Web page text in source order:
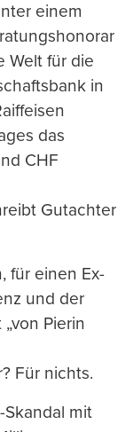
einem
Welt für die
in
das
CHF
Gutachter
für einen Ex-
und der
Pierin
Für nichts.
Skandal mit